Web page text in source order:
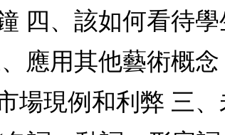
四、該如何看待
應用其他藝術概
場現例和利弊 三